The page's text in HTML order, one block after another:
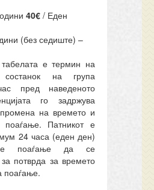
40€ / Еден
(без седиште) –
е термин на
состанок на група
пред наведеното
го задржува
на времето и
поаѓање. Патникот е
24 часа (еден ден)
поаѓање да се
потврда за времето
поаѓање.